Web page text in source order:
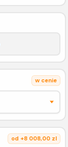
w cenie
od +8 008,00 zl